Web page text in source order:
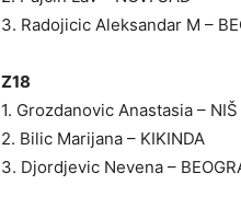
3. Radojicic Aleksandar M –
Z18
1. Grozdanovic Anastasia – NIŠ
2. Bilic Marijana – KIKINDA
3. Djordjevic Nevena –